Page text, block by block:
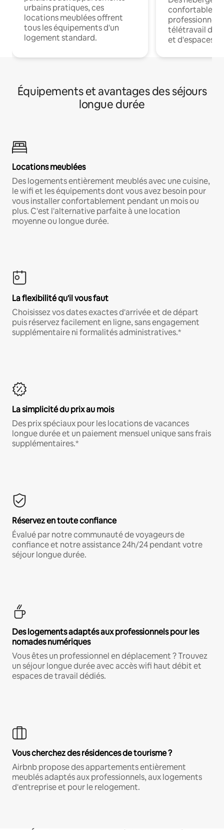
urbains pratiques, ces
locations meublées offrent
tous les équipements d'un
logement standard.
confortables
professionnels
télétravail
et d'espaces
Équipements et avantages des séjours
longue durée
Locations meublées
Des logements entièrement meublés avec une cuisine,
le wifi et les équipements dont vous avez besoin pour
vous installer confortablement pendant un mois ou
plus. C'est l'alternative parfaite à une location
moyenne ou longue durée.
La flexibilité qu'il vous faut
Choisissez vos dates exactes d'arrivée et de départ
puis réservez facilement en ligne, sans engagement
supplémentaire ni formalités administratives.*
La simplicité du prix au mois
Des prix spéciaux pour les locations de vacances
longue durée et un paiement mensuel unique sans frais
supplémentaires.*
Réservez en toute confiance
Évalué par notre communauté de voyageurs de
confiance et notre assistance 24h/24 pendant votre
séjour longue durée.
Des logements adaptés aux professionnels pour les
nomades numériques
Vous êtes un professionnel en déplacement ? Trouvez
un séjour longue durée avec accès wifi haut débit et
espaces de travail dédiés.
Vous cherchez des résidences de tourisme ?
Airbnb propose des appartements entièrement
meublés adaptés aux professionnels, aux logements
d'entreprise et pour le relogement.